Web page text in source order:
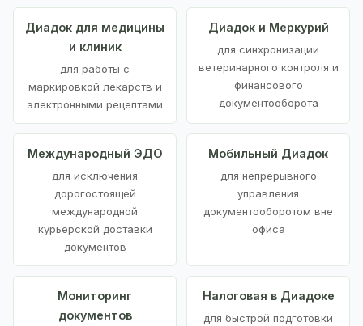
Диадок для медицины
и клиник
для работы с
маркировкой лекарств и
электронными рецептами
Диадок и Меркурий
для синхронизации
ветеринарного контроля и
финансового
документооборота
Международный ЭДО
для исключения
дорогостоящей
международной
курьерской доставки
документов
Мобильный Диадок
для непрерывного
управления
документооборотом вне
офиса
Мониторинг
документов
Налоговая в Диадоке
для быстрой подготовки